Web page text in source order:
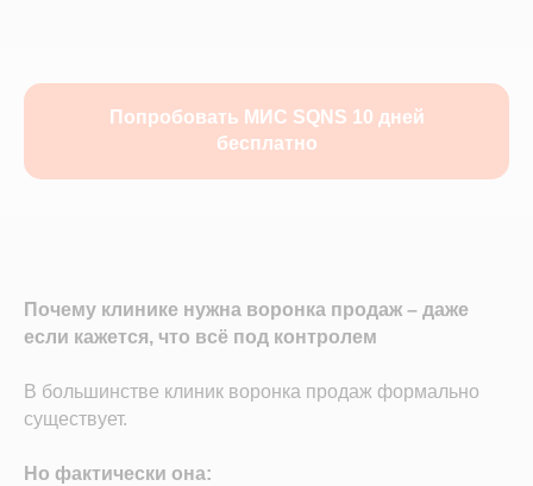
Попробовать МИС SQNS 10 дней
бесплатно
Почему клинике нужна воронка продаж – даже
если кажется, что всё под контролем
В большинстве клиник воронка продаж формально
существует.
Но фактически она: